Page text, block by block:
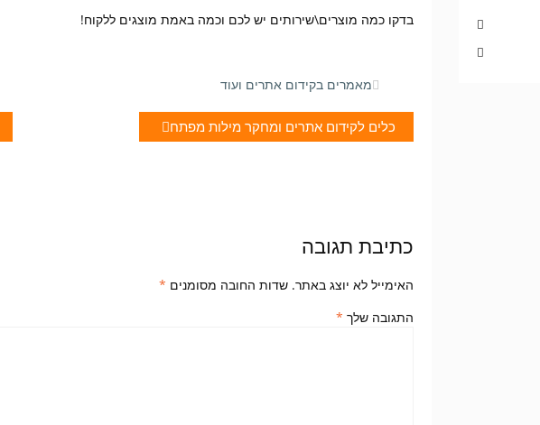
בדקו כמה מוצרים\שירותים יש לכם וכמה באמת מוצגים ללקוח!
מאמרים בקידום אתרים ועוד
כלים לקידום אתרים ומחקר מילות מפתח
כתיבת תגובה
האימייל לא יוצג באתר. שדות החובה מסומנים *
התגובה שלך *